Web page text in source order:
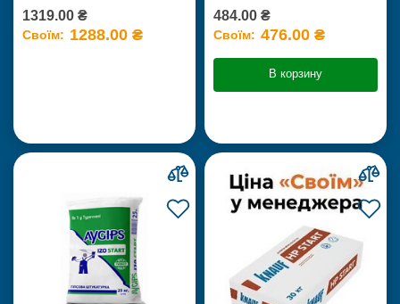
1319.00 ₴
Своїм: 1288.00 ₴
484.00 ₴
Своїм: 476.00 ₴
В корзину